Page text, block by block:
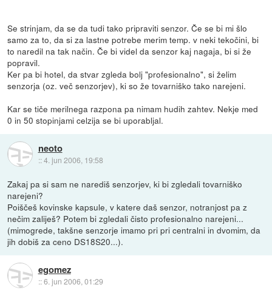
Se strinjam, da se da tudi tako pripraviti senzor. Če se bi mi šlo
samo za to, da si za lastne potrebe merim temp. v neki tekočini, bi
to naredil na tak način. Če bi videl da senzor kaj nagaja, bi si že
popravil.
Ker pa bi hotel, da stvar zgleda bolj "profesionalno", si želim
senzorja (oz. več senzorjev), ki so že tovarniško tako narejeni.
Kar se tiče merilnega razpona pa nimam hudih zahtev. Nekje med
0 in 50 stopinjami celzija se bi uporabljal.
neoto
::4. jun 2006, 19:58
Zakaj pa si sam ne narediš senzorjev, ki bi zgledali tovarniško
narejeni?
Poiščeš kovinske kapsule, v katere daš senzor, notranjost pa z
nečim zaliješ? Potem bi zgledali čisto profesionalno narejeni...
(mimogrede, takšne senzorje imamo pri pri centralni in dvomim, da
jih dobiš za ceno DS18S20...).
egomez
::6. jun 2006, 01:29